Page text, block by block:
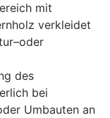
mit
verkleidet
des
bei
Umbauten an